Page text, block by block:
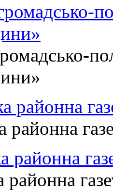
районна
районна
районна
районна